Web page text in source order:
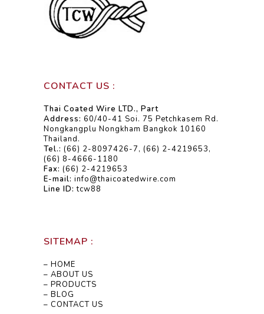
CONTACT US :
Thai Coated Wire LTD., Part
Address: 60/40-41 Soi. 75 Petchkasem Rd.
Nongkangplu Nongkham Bangkok 10160
Thailand.
Tel.: (66) 2-8097426-7, (66) 2-4219653,
(66) 8-4666-1180
Fax: (66) 2-4219653
E-mail: info@thaicoatedwire.com
Line ID: tcw88
SITEMAP :
– HOME
– ABOUT US
– PRODUCTS
– BLOG
– CONTACT US